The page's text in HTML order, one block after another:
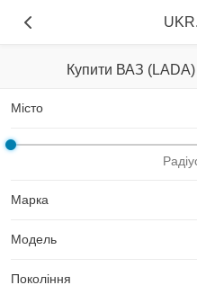
Купити ВАЗ
Місто
Марка
Модель
Покоління